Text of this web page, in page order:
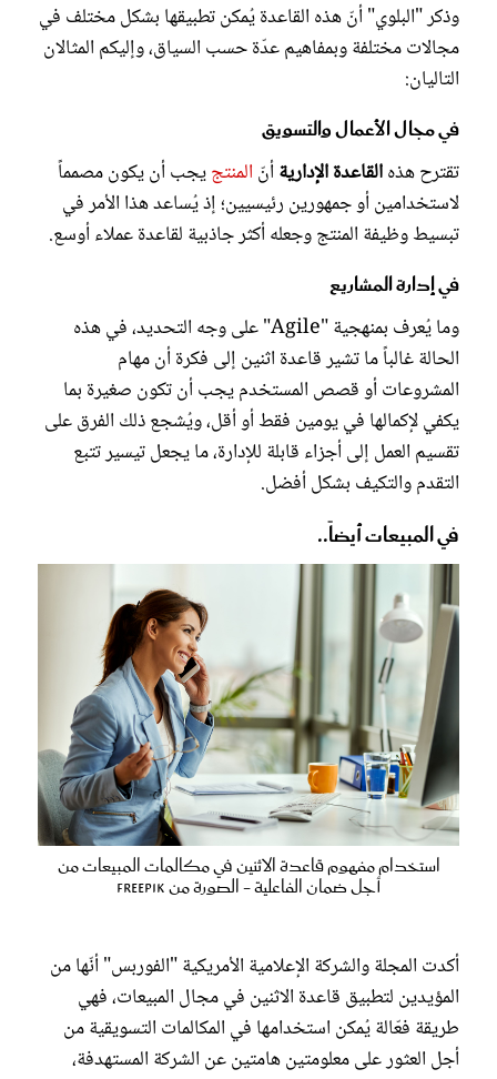
وذكر "البلوي" أنّ هذه القاعدة يُمكن تطبيقها بشكل مختلف في
مجالات مختلفة وبمفاهيم عدّة حسب السياق، وإليكم المثالان
التاليان:
في مجال الأعمال والتسويق
تقترح هذهالقاعدة الإداريةأنّ المنتجيجب أن يكون مصمماً
لاستخدامين أو جمهورين رئيسيين؛ إذ يُساعد هذا الأمر في
تبسيط وظيفة المنتج وجعله أكثر جاذبية لقاعدة عملاء أوسع.
في إدارة المشاريع
وما يُعرف بمنهجية "Agile" على وجه التحديد، في هذه
الحالة غالباً ما تشير قاعدة اثنين إلى فكرة أن مهام
المشروعات أو قصص المستخدم يجب أن تكون صغيرة بما
يكفي لإكمالها في يومين فقط أو أقل، ويُشجع ذلك الفرق على
تقسيم العمل إلى أجزاء قابلة للإدارة، ما يجعل تيسير تتبع
التقدم والتكيف بشكل أفضل.
في المبيعات أيضاً..
استخدام مفهوم قاعدة الاثنين في مكالمات المبيعات من
أجل ضمان الفاعلية - الصورة من Freepik
أكدت المجلة والشركة الإعلامية الأمريكية "الفوربس" أنّها من
المؤيدين لتطبيق قاعدة الاثنين في مجال المبيعات، فهي
طريقة فعّالة يُمكن استخدامها في المكالمات التسويقية من
أجل العثور على معلومتين هامتين عن الشركة المستهدفة،